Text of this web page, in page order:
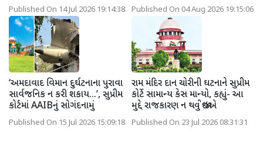
Published On 14 Jul 2026 19:14:38 Published On 04 Aug 2026 19:15:06
‘અમદાવાદ વિમાન દુર્ઘટનાના પુરાવા
સાર્વજનિક ન કરી શકાય...’, સુપ્રીમ
કોર્ટમાં AAIBનું સોગંદનામું
Published On 15 Jul 2026 15:09:18
રામ મંદિર દાન ચોરીની ઘટનાને સુપ્રીમ
કોર્ટે સામાન્ય કેસ માન્યો, કહ્યું- આ
મુદ્દે રાજકારણ ન થવું જોઇએ
Published On 23 Jul 2026 08:31:31